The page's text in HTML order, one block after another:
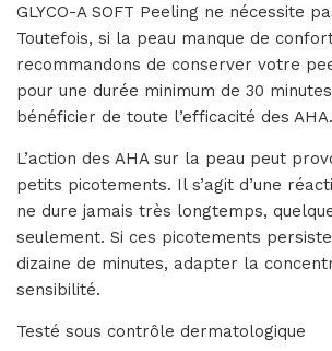
GLYCO-A SOFT Peeling ne nécessite
Toutefois, si la peau manque de
recommandons de conserver votre
pour une durée minimum de 30
bénéficier de toute l’efficacité des AHA.
L’action des AHA sur la peau peut
petits picotements. Il s’agit d’une
ne dure jamais très longtemps,
seulement. Si ces picotements
dizaine de minutes, adapter la
sensibilité.
Testé sous contrôle dermatologique